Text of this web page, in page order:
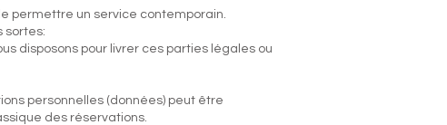
permettre un service contemporain.
sortes:
disposons pour livrer ces parties légales ou
personnelles (données) peut être
des réservations.